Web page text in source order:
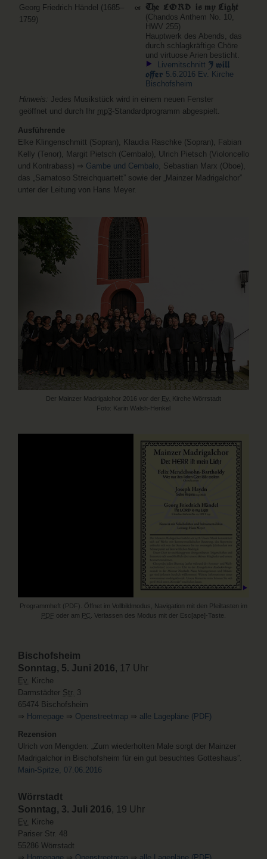
Georg Friedrich Händel (1685–
1759)
The LORD is my Light
(Chandos Anthem No. 10,
HWV 255)
Hauptwerk des Abends, das
durch schlagkräftige Chöre
und virtuose Arien besticht.
Livemitschnitt J will
offer 5.6.2016 Ev. Kirche
Bischofsheim
Hinweis: Jedes Musikstück wird in einem neuen Fenster
geöffnet und durch Ihr mp3-Standardprogramm abgespielt.
Ausführende
Elke Klingenschmitt (Sopran), Klaudia Raschke (Sopran), Fabian
Kelly (Tenor), Margit Pietsch (Cembalo), Ulrich Pietsch (Violoncello
und Kontrabass) ⇒ Gambe und Cembalo, Sebastian Marx (Oboe),
das „Samatoso Streichquartett” sowie der „Mainzer Madrigalchor”
unter der Leitung von Hans Meyer.
Der Mainzer Madrigalchor 2016 vor der Ev. Kirche Wörrstadt
Foto: Karin Walsh-Henkel
Programmheft (PDF). Öffnet im Vollbildmodus, Navigation mit den Pfeiltasten im
PDF oder am PC . Verlassen des Modus mit der Esc[ape]-Taste.
Bischofsheim
Sonntag, 5. Juni 2016, 17 Uhr
Ev. Kirche
Darmstädter Str. 3
65474 Bischofsheim
⇒ Homepage ⇒ Openstreetmap ⇒ alle Lagepläne (PDF)
Rezension
Ulrich von Mengden: „Zum wiederholten Male sorgt der Mainzer
Madrigalchor in Bischofsheim für ein gut besuchtes Gotteshaus”.
Main-Spitze, 07.06.2016
Wörrstadt
Sonntag, 3. Juli 2016, 19 Uhr
Ev. Kirche
Pariser Str. 48
55286 Wörrstadt